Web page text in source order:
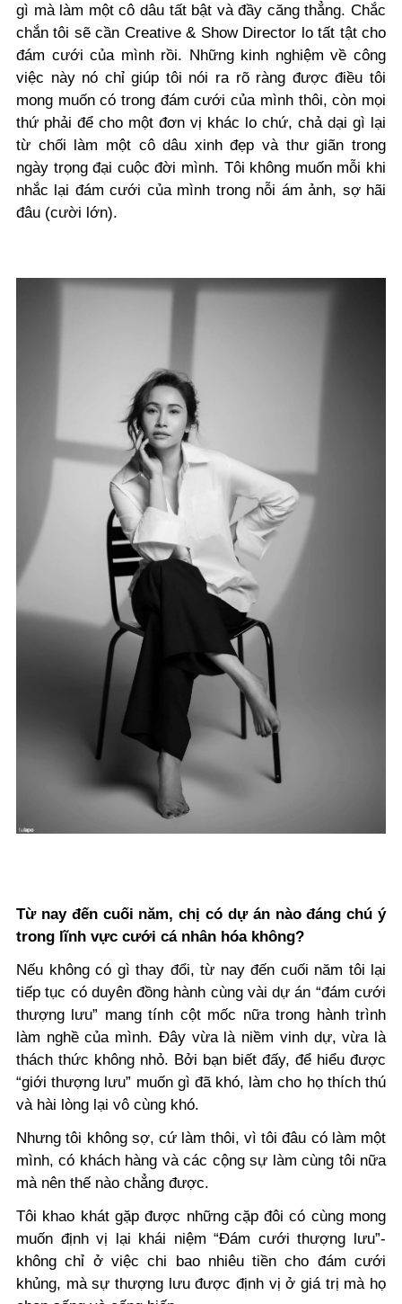
gì mà làm một cô dâu tất bật và đầy căng thẳng. Chắc
chắn tôi sẽ cần Creative & Show Director lo tất tật cho
đám cưới của mình rồi. Những kinh nghiệm về công
việc này nó chỉ giúp tôi nói ra rõ ràng được điều tôi
mong muốn có trong đám cưới của mình thôi, còn mọi
thứ phải để cho một đơn vị khác lo chứ, chả dại gì lại
từ chối làm một cô dâu xinh đẹp và thư giãn trong
ngày trọng đại cuộc đời mình. Tôi không muốn mỗi khi
nhắc lại đám cưới của mình trong nỗi ám ảnh, sợ hãi
đâu (cười lớn).
Từ nay đến cuối năm, chị có dự án nào đáng chú ý
trong lĩnh vực cưới cá nhân hóa không?
Nếu không có gì thay đổi, từ nay đến cuối năm tôi lại
tiếp tục có duyên đồng hành cùng vài dự án “đám cưới
thượng lưu” mang tính cột mốc nữa trong hành trình
làm nghề của mình. Đây vừa là niềm vinh dự, vừa là
thách thức không nhỏ. Bởi bạn biết đấy, để hiểu được
“giới thượng lưu” muốn gì đã khó, làm cho họ thích thú
và hài lòng lại vô cùng khó.
Nhưng tôi không sợ, cứ làm thôi, vì tôi đâu có làm một
mình, có khách hàng và các cộng sự làm cùng tôi nữa
mà nên thế nào chẳng được.
Tôi khao khát gặp được những cặp đôi có cùng mong
muốn định vị lại khái niệm “Đám cưới thượng lưu”-
không chỉ ở việc chi bao nhiêu tiền cho đám cưới
khủng, mà sự thượng lưu được định vị ở giá trị mà họ